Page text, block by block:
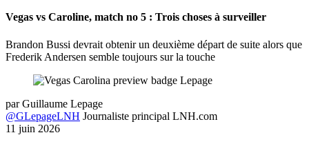
Vegas vs Caroline, match no 5 : Trois choses à surveiller
Brandon Bussi devrait obtenir un deuxième départ de suite alors que
Frederik Andersen semble toujours sur la touche
par Guillaume Lepage
@GLepageLNH Journaliste principal LNH.com
11 juin 2026